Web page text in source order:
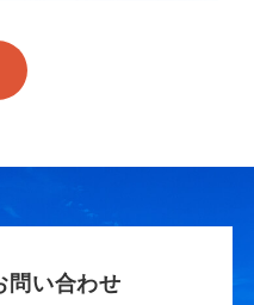
問い合わせ